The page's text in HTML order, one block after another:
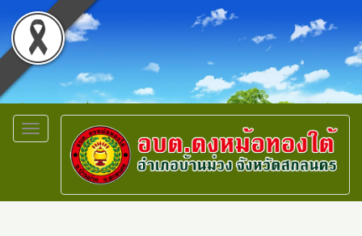
Toggle
navigation